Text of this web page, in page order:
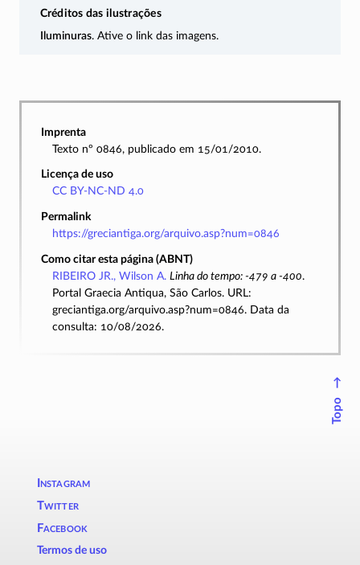
Créditos das ilustrações
Iluminuras. Ative o link das imagens.
Imprenta
Texto nº 0846, publicado em 15/01/2010.
Licença de uso
CC BY-NC-ND 4.0
Permalink
https://greciantiga.org/arquivo.asp?num=0846
Como citar esta página (ABNT)
RIBEIRO JR., Wilson A. Linha do tempo: -479 a -400.
Portal Graecia Antiqua, São Carlos. URL:
greciantiga.org/arquivo.asp?num=0846. Data da
consulta: 10/08/2026.
↑
Topo
Instagram
Twitter
Facebook
Termos de uso